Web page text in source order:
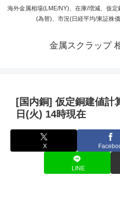
海外金属相場(LME/NY)、在庫/増減、仮
(為替)、市況(日経平均/東証株
金属スクラップ
[国内銅] 仮定銅建値計
日(火) 14時現在
X
LINE